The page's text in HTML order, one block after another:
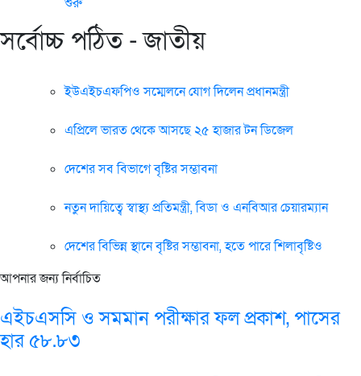
সর্বোচ্চ পঠিত - জাতীয়
ইউএইচএফপিও সম্মেলনে যোগ দিলেন প্রধানমন্ত্রী
এপ্রিলে ভারত থেকে আসছে ২৫ হাজার টন ডিজেল
দেশের সব বিভাগে বৃষ্টির সম্ভাবনা
নতুন দায়িত্বে স্বাস্থ্য প্রতিমন্ত্রী, বিডা ও এনবিআর চেয়ারম্যান
দেশের বিভিন্ন স্থানে বৃষ্টির সম্ভাবনা, হতে পারে শিলাবৃষ্টিও
আপনার জন্য নির্বাচিত
এইচএসসি ও সমমান পরীক্ষার ফল প্রকাশ, পাসের
হার ৫৮.৮৩